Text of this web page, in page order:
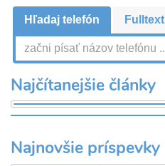
Hľadaj telefón Fulltext
Najčítanejšie články
Najnovšie príspevky